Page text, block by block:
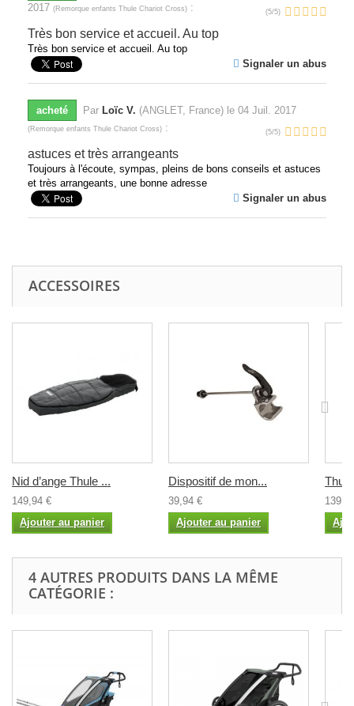
2017 (Remorque enfants Thule Chariot Cross) : (5/5)
Très bon service et accueil. Au top
Très bon service et accueil. Au top
Signaler un abus
acheté Par Loïc V. (ANGLET, France) le 04 Juil. 2017
(Remorque enfants Thule Chariot Cross) : (5/5)
astuces et très arrangeants
Toujours à l'écoute, sympas, pleins de bons conseils et astuces
et très arrangeants, une bonne adresse
Signaler un abus
ACCESSOIRES
Nid d’ange Thule ...
149,94 €
Ajouter au panier
Dispositif de mon...
39,94 €
Ajouter au panier
4 AUTRES PRODUITS DANS LA MÊME
CATÉGORIE :